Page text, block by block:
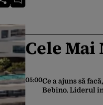
Cele Mai
05:00Ce a ajuns să
Bebino. Liderul